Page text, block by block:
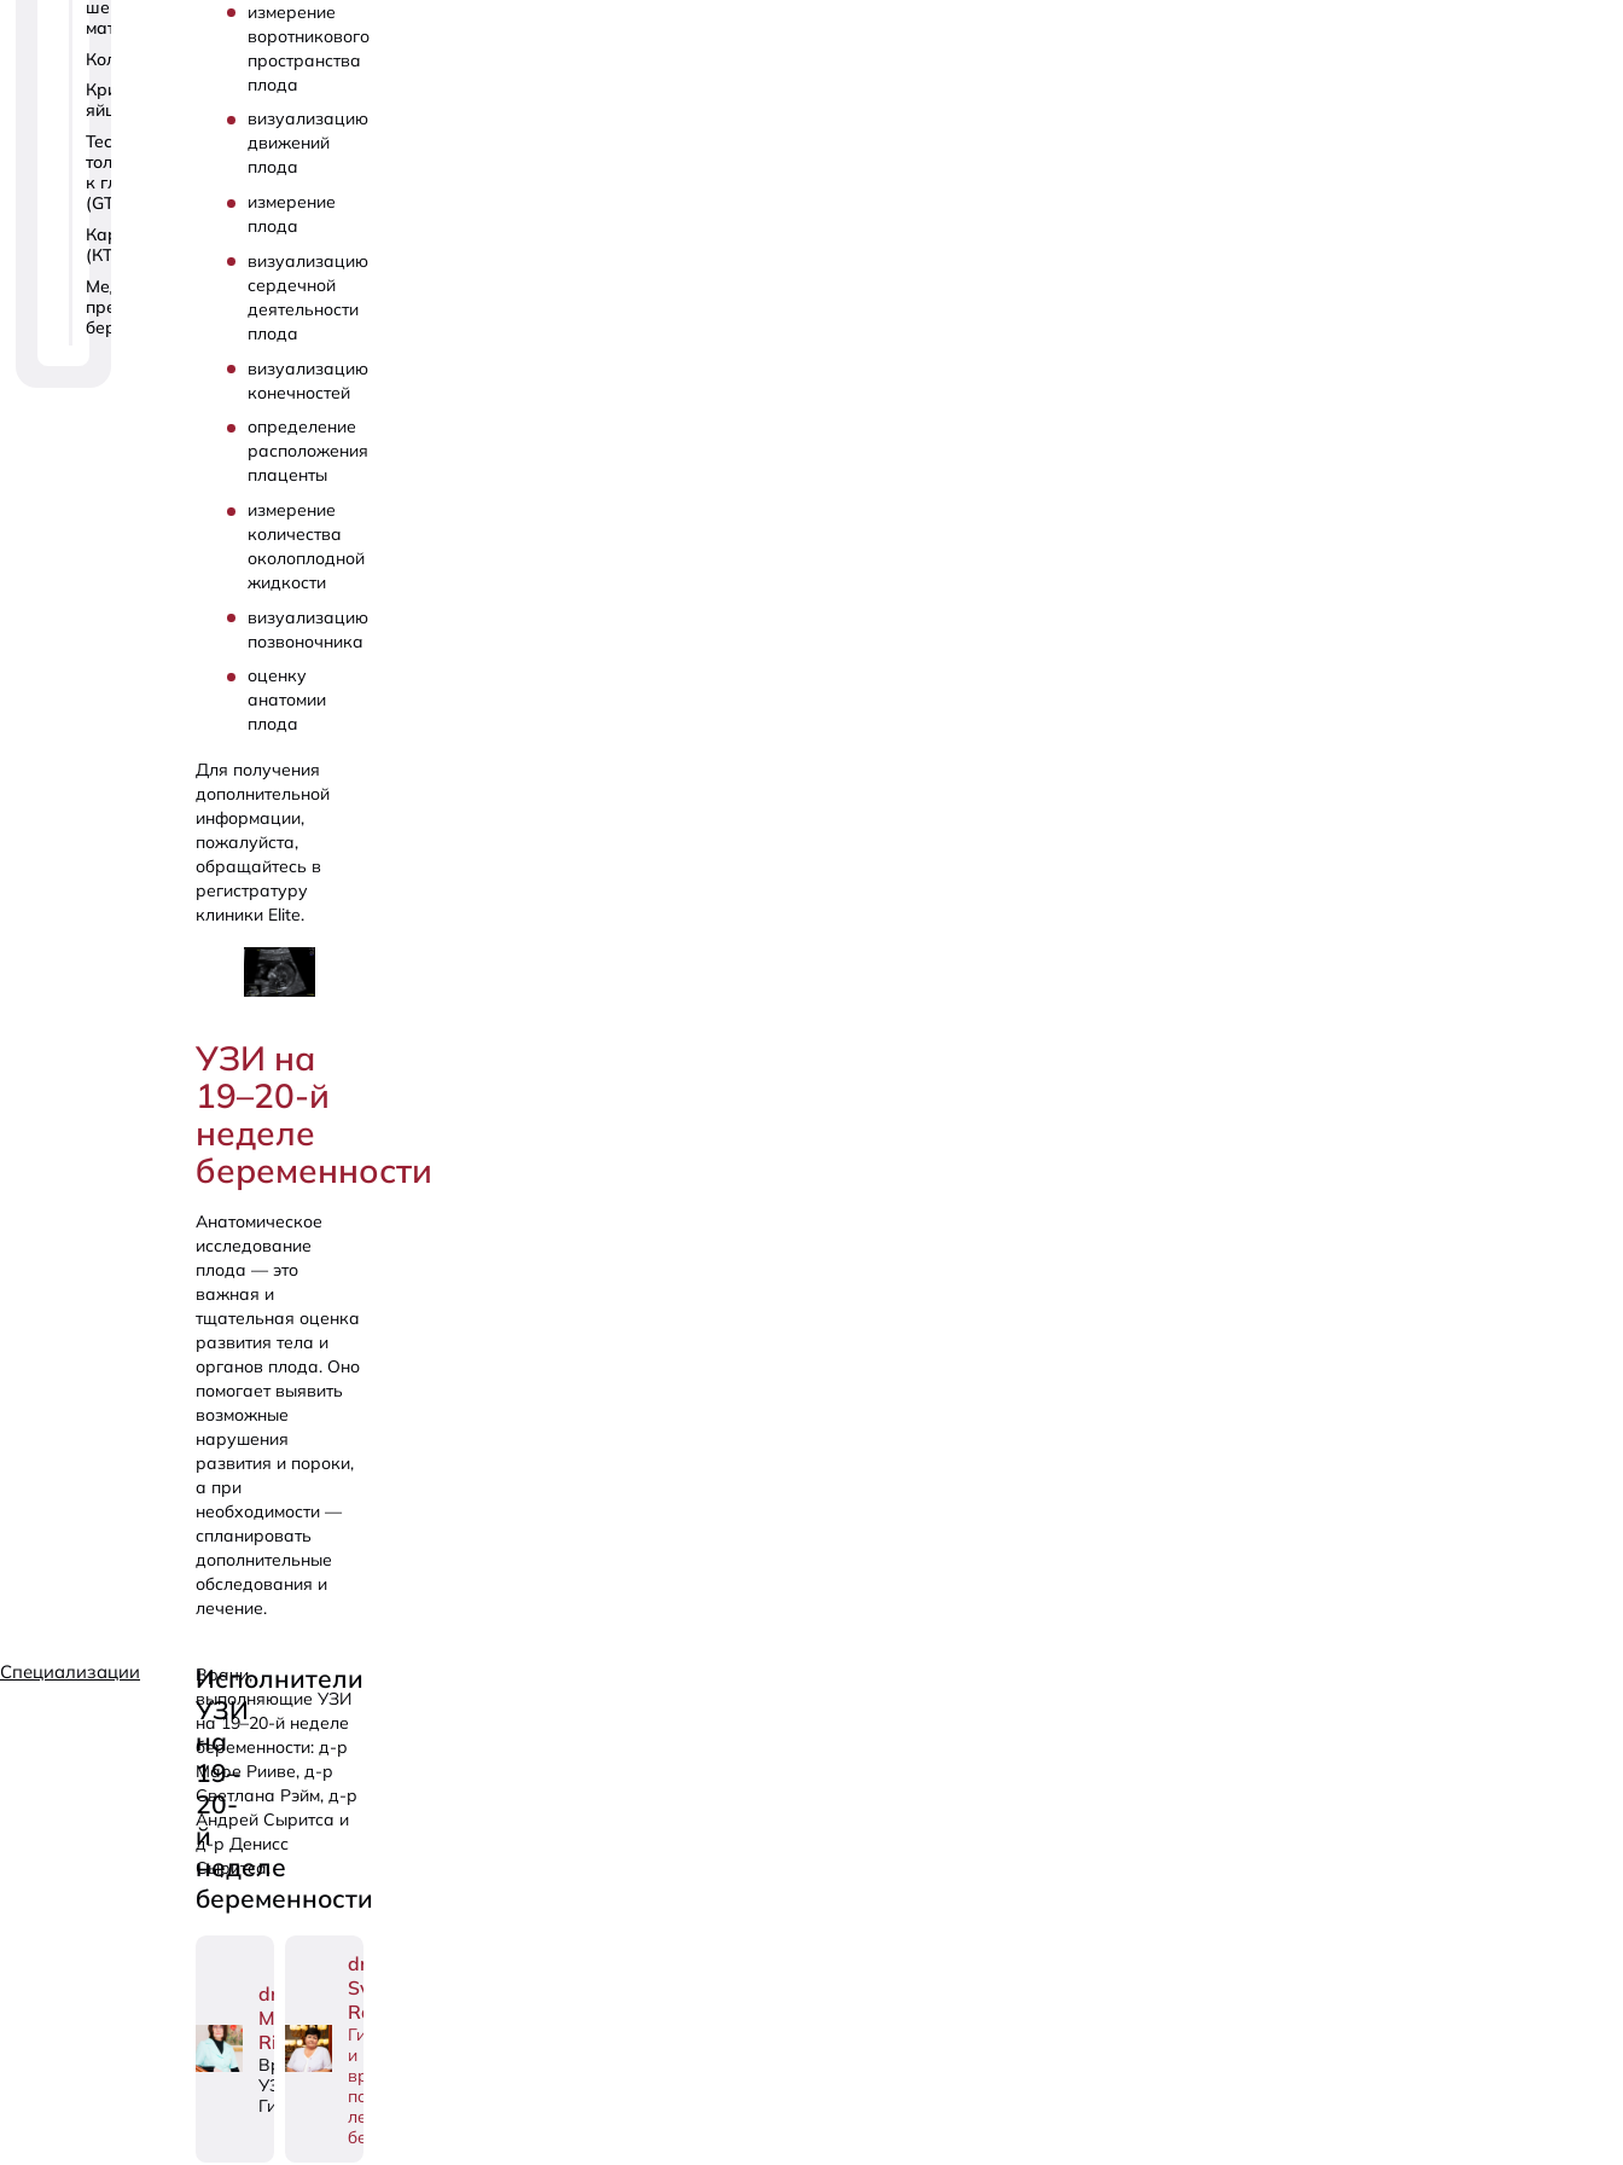
Специализации
измерение
воротникового
пространства
плода
визуализацию
движений
плода
измерение
плода
визуализацию
сердечной
деятельности
плода
визуализацию
конечностей
определение
расположения
плаценты
измерение
количества
околоплодной
жидкости
визуализацию
позвоночника
оценку
анатомии
плода
Для получения
дополнительной
информации,
пожалуйста,
обращайтесь в
регистратуру
клиники Elite.
УЗИ на
19–20-й
неделе
беременности
Анатомическое
исследование
плода — это
важная и
тщательная оценка
развития тела и
органов плода. Оно
помогает выявить
возможные
нарушения
развития и пороки,
а при
необходимости —
спланировать
дополнительные
обследования и
лечение.
Исполнители
УЗИ
на
19–
20-
й
неделе
беременности
Врачи,
выполняющие УЗИ
на 19–20-й неделе
беременности: д-р
Маре Рииве, д-р
Светлана Рэйм, д-р
Андрей Сыритса и
д-р Денисс
Сыритса.
dr
Mare
Riive
Врач
УЗИ,
Гинеколог
dr
Svetlana
Räim
Гинеколог
и
врач
по
лечению
бесплодия
шейки
матки
Кольпоскопия
Криоконсервация
яйцеклеток
Тест на
толерантность
к глюкозе
(GTT)
Кардиотокография
(КТГ)
Медикаментозное
прерывание
беременности